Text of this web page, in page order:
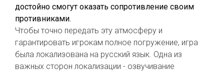
достойно смогут оказать сопротивление своим
противниками.
Чтобы точно передать эту атмосферу и
гарантировать игрокам полное погружение, игра
была локализована на русский язык. Одна из
важных сторон локализации - озвучивание